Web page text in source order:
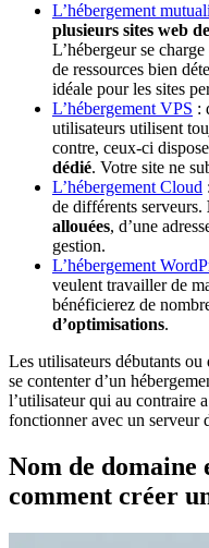
L’hébergement
plusieurs sites web
L’hébergeur se
de ressources bien
idéale pour les sites
L’hébergement VPS :
utilisateurs utilisent
contre, ceux-ci
dédié. Votre site ne
L’hébergement Cloud
de différents serveurs.
allouées, d’une
gestion.
L’hébergement
veulent travailler de
bénéficierez de
d’optimisations.
Les utilisateurs débutants ou
se contenter d’un
l’utilisateur qui au contraire
fonctionner avec un serveur
Nom de domaine
comment créer